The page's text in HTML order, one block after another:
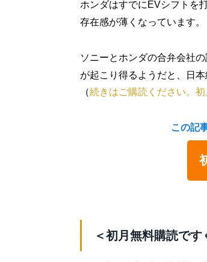
ホンダはすでにEVシフトを
存在感が薄くなっています。
ソニーとホンダの合弁会社
が起こり得るようだと、日
（続きはご購読ください。
この記
＜初月無料購読で